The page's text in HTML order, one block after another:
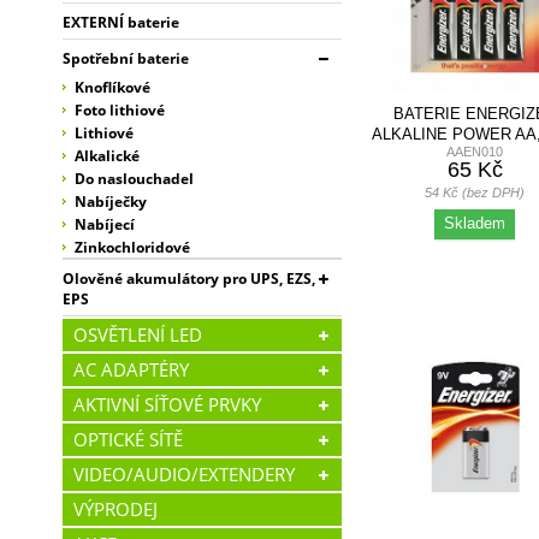
BATERIE
ALKALINE POWER
TUŽKOVÁ, 1,5V,...
AAEN010
65 Kč
54 Kč (bez DPH)
Skladem
EXTERNÍ baterie
Spotřební baterie
Knoflíkové
Foto lithiové
Lithiové
Alkalické
Do naslouchadel
Nabíječky
Nabíjecí
Zinkochloridové
Olověné akumulátory pro UPS, EZS,
EPS
OSVĚTLENÍ LED
AC ADAPTÉRY
AKTIVNÍ SÍŤOVÉ PRVKY
OPTICKÉ SÍTĚ
VIDEO/AUDIO/EXTENDERY
VÝPRODEJ